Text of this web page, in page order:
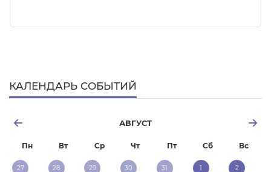
КАЛЕНДАРЬ СОБЫТИЙ
АВГУСТ
Пн Вт Ср Чт Пт Сб Вс
27 28 29 30 31 1 2